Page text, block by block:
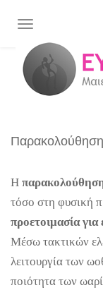
TOGGLE
Παρακολούθηση
Η
τόσο στη φυσική
προετοιμασία
Μέσω τακτικών
λειτουργία των
ποιότητα των